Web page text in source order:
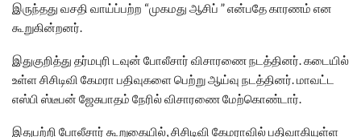
இருந்தது வசதி வாய்ப்பற்ற “முகமது ஆசிப் ” என்பதே காரணம் என
கூறுகின்றனர்.
இதுகுறித்து தர்மபுரி டவுன் போலீசார் விசாரணை நடத்தினர். கடையில்
உள்ள சிசிடிவி கேமரா பதிவுகளை பெற்று ஆய்வு நடத்தினர். மாவட்ட
எஸ்பி ஸ்டீபன் ஜேசுபாதம் நேரில் விசாரணை மேற்கொண்டார்.
இதுபற்றி போலீசார் கூறுகையில், சிசிடிவி கேமராவில் பதிவாகியுள்ள